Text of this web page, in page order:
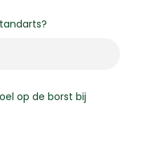
op de borst bij